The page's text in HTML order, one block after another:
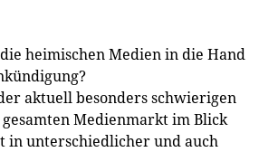
heimischen Medien in die Hand
aktuell besonders schwierigen
Medienmarkt im Blick
in unterschiedlicher und auch